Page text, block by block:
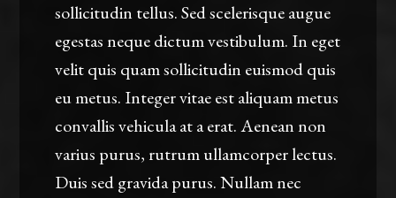
sollicitudin tellus. Sed scelerisque augue
egestas neque dictum vestibulum. In eget
velit quis quam sollicitudin euismod quis
eu metus. Integer vitae est aliquam metus
convallis vehicula at a erat. Aenean non
varius purus, rutrum ullamcorper lectus.
Duis sed gravida purus. Nullam nec